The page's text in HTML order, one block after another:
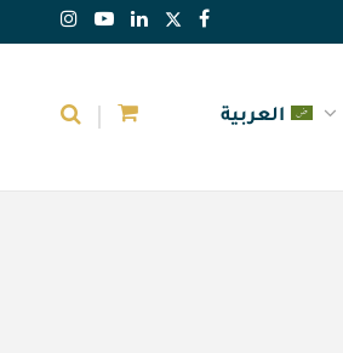
العربية